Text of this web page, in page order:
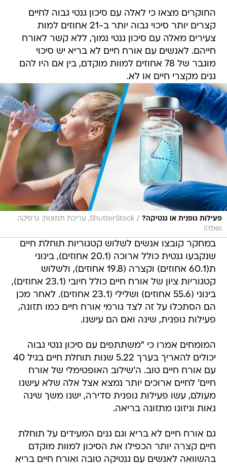
החוקרים מצאו כי לאלה עם סיכון גנטי גבוה לחיים
קצרים יותר סיכוי גבוה יותר ב-21 אחוזים למות
צעירים מאלה עם סיכון גנטי נמוך, ללא קשר לאורח
חייהם. לאנשים עם אורח חיים לא בריא יש סיכוי
מוגבר של 78 אחוזים למוות מוקדם, בין אם היו להם
גנים מקצרי חיים או לא.
פעילות גופנית או גנטיקה? /
ShutterStock, עריכת תמונות: גרפיקה
וואלה!
במחקר קובצו אנשים לשלוש קטגוריות תוחלת חיים
שנקבעו גנטית כולל ארוכה (20.1 אחוזים), בינוני
ת(60.1 אחוזים) וקצרה (19.8 אחוזים), ולשלוש
קטגוריות ציון של אורח חיים כולל חיובי (23.1 אחוזים),
בינוני (55.6 אחוזים) ושלילי (23.1 אחוזים). לאחר מכן
הם הסתכלו על זה לצד גורמי אורח חיים כמו תזונה,
פעילות גופנית, שינה ואם הם עישנו.
המומחים אמרו כי "משתתפים עם סיכון גנטי גבוה
יכולים להאריך בערך 5.22 שנות תוחלת חיים בגיל 40
עם אורח חיים טוב. ה'שילוב האופטימלי של אורח
חיים' לחיים ארוכים יותר נמצא אצל אלה שלא עישנו
מעולם, עשו פעילות גופנית סדירה, ישנו משך שינה
נאות וניזונו מתזונה בריאה.
גם אורח חיים לא בריא וגם גנים המעידים על תוחלת
חיים קצרה יותר הכפילו את הסיכון למוות מוקדם
בהשוואה לאנשים עם גנטיקה טובה ואורח חיים בריא